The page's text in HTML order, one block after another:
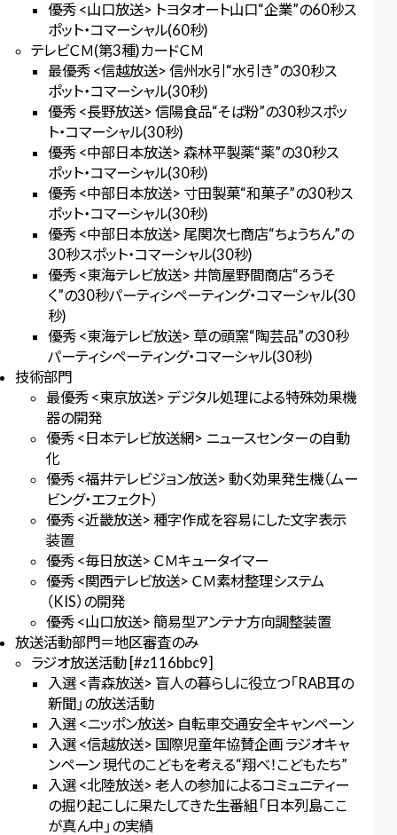
優秀 <山口放送> トヨタオート山口“企業”の60秒ス
ポット・コマーシャル(60秒)
テレビＣＭ(第3種)カードＣＭ
最優秀 <信越放送> 信州水引“水引き”の30秒ス
ポット・コマーシャル(30秒)
優秀 <長野放送> 信陽食品“そば粉”の30秒スポッ
ト・コマーシャル(30秒)
優秀 <中部日本放送> 森林平製薬“薬”の30秒ス
ポット・コマーシャル(30秒)
優秀 <中部日本放送> 寸田製菓“和菓子”の30秒ス
ポット・コマーシャル(30秒)
優秀 <中部日本放送> 尾関次七商店“ちょうちん”の
30秒スポット・コマーシャル(30秒)
優秀 <東海テレビ放送> 井筒屋野間商店“ろうそ
く”の30秒パーティシペーティング・コマーシャル(30
秒)
優秀 <東海テレビ放送> 草の頭窯“陶芸品”の30秒
パーティシペーティング・コマーシャル(30秒)
技術部門
最優秀 <東京放送> デジタル処理による特殊効果機
器の開発
優秀 <日本テレビ放送網> ニュースセンターの自動
化
優秀 <福井テレビジョン放送> 動く効果発生機（ムー
ビング・エフェクト）
優秀 <近畿放送> 種字作成を容易にした文字表示
装置
優秀 <毎日放送> ＣＭキュータイマー
優秀 <関西テレビ放送> ＣＭ素材整理システム
（KIS）の開発
優秀 <山口放送> 簡易型アンテナ方向調整装置
放送活動部門＝地区審査のみ
ラジオ放送活動 [#z116bbc9]
入選 <青森放送> 盲人の暮らしに役立つ「RAB耳の
新聞」の放送活動
入選 <ニッポン放送> 自転車交通安全キャンペーン
入選 <信越放送> 国際児童年協賛企画 ラジオキャ
ンペーン 現代のこどもを考える“翔べ！こどもたち”
入選 <北陸放送> 老人の参加によるコミュニティー
の掘り起こしに果たしてきた生番組「日本列島ここ
が真ん中」の実績